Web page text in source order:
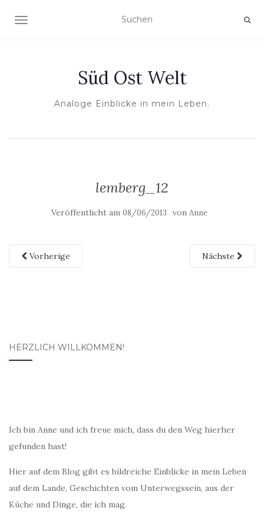
NAVIGATION UMSCHALTEN
Süd Ost Welt
Analoge Einblicke in mein Leben.
lemberg_12
Veröffentlicht am 08/06/2013 von Anne
Vorherige Nächste
HERZLICH WILLKOMMEN!
Ich bin Anne und ich freue mich, dass du den Weg hierher
gefunden hast!
Hier auf dem Blog gibt es bildreiche Einblicke in mein Leben
auf dem Lande, Geschichten vom Unterwegssein, aus der
Küche und Dinge, die ich mag.